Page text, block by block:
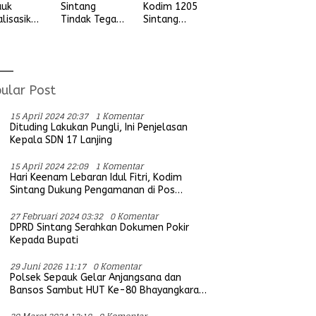
Desa
Ria
Sintang
Tindak Tegas
Umum
Kodim 1205
Sintang
Koramil
Post
15 April 2024 20:37 1 Komentar
Dituding Lakukan Pungli, Ini Penjelasan
Kepala SDN 17 Lanjing
15 April 2024 22:09 1 Komentar
Hari Keenam Lebaran Idul Fitri, Kodim
Sintang Dukung Pengamanan di Pos
27 Februari 2024 03:32 0 Komentar
DPRD Sintang Serahkan Dokumen Pokir
Kepada Bupati
29 Juni 2026 11:17 0 Komentar
Polsek Sepauk Gelar Anjangsana dan
Bansos Sambut HUT Ke-80 Bhayangkara